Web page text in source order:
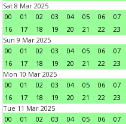
Sat 8 Mar 2025
00
01 02 03 04 05 06 07
16
17 18 19 20 21 22
23
Sun 9 Mar 2025
00
01 02 03 04 05 06 07
16
17 18 19 20 21 22
23
Mon 10 Mar 2025
00
01 02 03 04 05 06 07
16
17 18 19 20 21 22
23
Tue 11 Mar 2025
00
01 02 03 04 05 06 07